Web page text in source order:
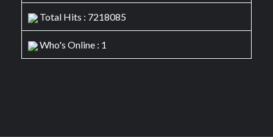
Total Hits : 7218085
Who's Online : 1